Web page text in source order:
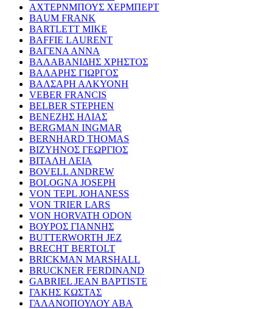
ΑΧΤΕΡΝΜΠΟΥΣ ΧΕΡΜΠΕΡΤ
BAUM FRANK
BARTLETT MIKE
BAFFIE LAURENT
ΒΑΓΕΝΑ ΑΝΝΑ
ΒΑΛΑΒΑΝΙΔΗΣ ΧΡΗΣΤΟΣ
ΒΑΛΑΡΗΣ ΓΙΩΡΓΟΣ
ΒΑΛΣΑΡΗ ΑΛΚΥΟΝΗ
VEBER FRANCIS
BELBER STEPHEN
ΒΕΝΕΖΗΣ ΗΛΙΑΣ
BERGMAN INGMAR
BERNHARD THOMAS
ΒΙΖΥΗΝΟΣ ΓΕΩΡΓΙΟΣ
ΒΙΤΑΛΗ ΛΕΙΑ
BOVELL ANDREW
BOLOGNA JOSEPH
VON TEPL JOHANESS
VON TRIER LARS
VON HORVATH ODON
ΒΟΥΡΟΣ ΓΙΑΝΝΗΣ
BUTTERWORTH JEZ
BRECHT BERTOLT
BRICKMAN MARSHALL
BRUCKNER FERDINAND
GABRIEL JEAN BAPTISTE
ΓΑΚΗΣ ΚΩΣΤΑΣ
ΓΑΛΑΝΟΠΟΥΛΟΥ ΑΒΑ